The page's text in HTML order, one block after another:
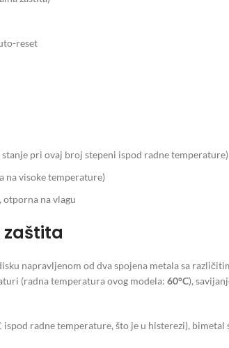
reset
stanje pri ovaj broj stepeni ispod radne temperature)
na visoke temperature)
na vlagu
napravljenom od dva spojena metala sa
(radna temperatura ovog modela: 60°C),
radne temperature, što je u histerezi),